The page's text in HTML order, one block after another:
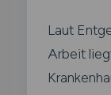
Laut
Arbeit